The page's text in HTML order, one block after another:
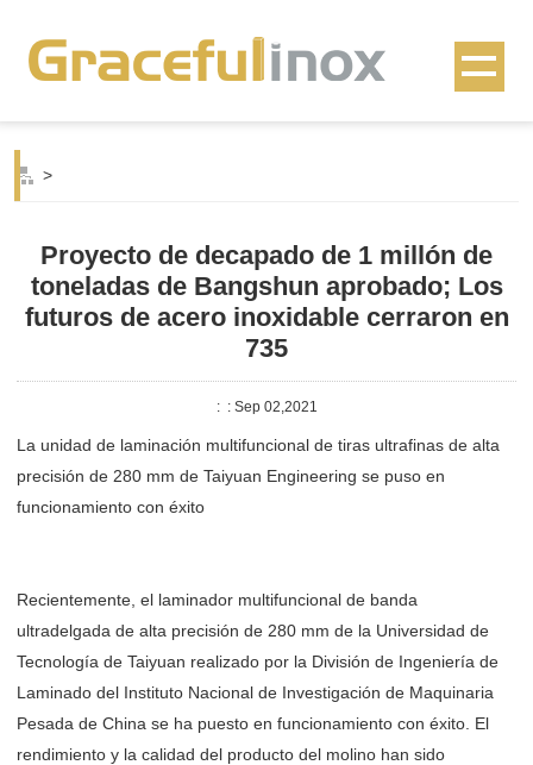
>
Proyecto de decapado de 1 millón de
toneladas de Bangshun aprobado; Los
futuros de acero inoxidable cerraron en
735
:: Sep 02,2021
La unidad de laminación multifuncional de tiras ultrafinas de alta
precisión de 280 mm de Taiyuan Engineering se puso en
funcionamiento con éxito
Recientemente, el laminador multifuncional de banda
ultradelgada de alta precisión de 280 mm de la Universidad de
Tecnología de Taiyuan realizado por la División de Ingeniería de
Laminado del Instituto Nacional de Investigación de Maquinaria
Pesada de China se ha puesto en funcionamiento con éxito. El
rendimiento y la calidad del producto del molino han sido